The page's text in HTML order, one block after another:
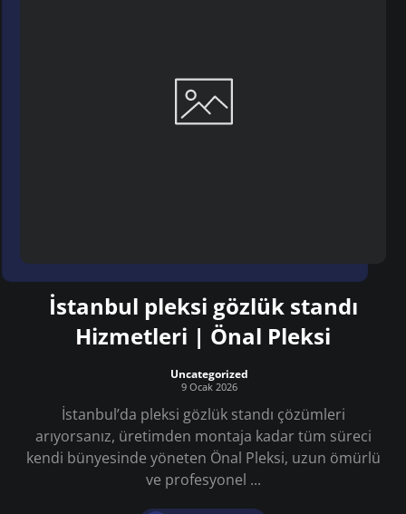
İstanbul pleksi gözlük standı
Hizmetleri | Önal Pleksi
Uncategorized
9 Ocak 2026
İstanbul’da pleksi gözlük standı çözümleri
arıyorsanız, üretimden montaja kadar tüm süreci
kendi bünyesinde yöneten Önal Pleksi, uzun ömürlü
ve profesyonel ...